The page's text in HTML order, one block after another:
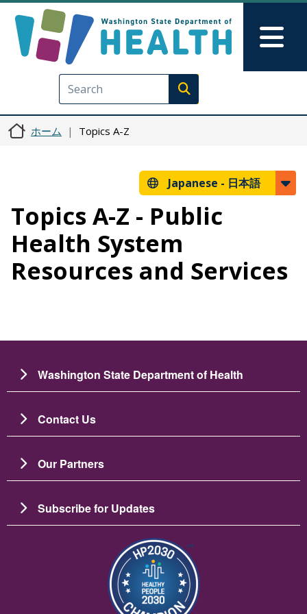
Execute search
ホーム Topics A-Z
Japanese - 日本語
Topics A-Z - Public
Health System
Resources and Services
Washington State Department of Health
Contact Us
Our Partners
Subscribe for Updates
画像